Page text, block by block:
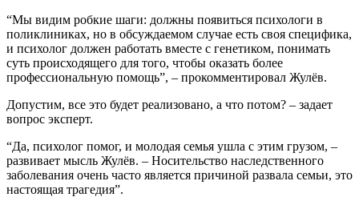
“Мы видим робкие шаги: должны появиться психологи в
поликлиниках, но в обсуждаемом случае есть своя специфика,
и психолог должен работать вместе с генетиком, понимать
суть происходящего для того, чтобы оказать более
профессиональную помощь”, – прокомментировал Жулёв.
Допустим, все это будет реализовано, а что потом? – задает
вопрос эксперт.
“Да, психолог помог, и молодая семья ушла с этим грузом, –
развивает мысль Жулёв. – Носительство наследственного
заболевания очень часто является причиной развала семьи, это
настоящая трагедия”.